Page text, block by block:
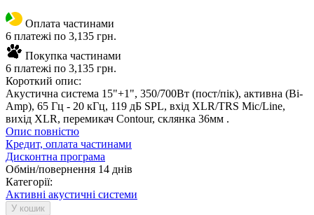
Оплата частинами
6 платежі по 3,135 грн.
Покупка частинами
6 платежі по 3,135 грн.
Короткий опис:
Акустична система 15"+1", 350/700Вт (пост/пік), активна (Bi-
Amp), 65 Гц - 20 кГц, 119 дБ SPL, вхід XLR/TRS Mic/Line,
вихід XLR, перемикач Contour, склянка 36мм .
Опис повністю
Кредит, оплата частинами
Дисконтна програма
Обмін/повернення 14 днів
Категорії:
Активні акустичні системи
У кошик